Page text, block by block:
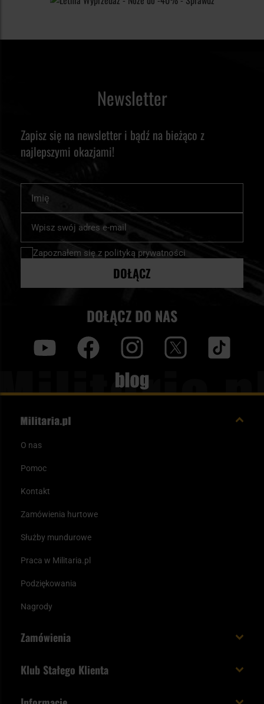
Newsletter
Zapisz się na newsletter i bądź na bieżąco z
najlepszymi okazjami!
nasz
newsletter:
Zapoznałem się z polityką prywatności
DOŁĄCZ
DOŁĄCZ DO NAS
Blog
O nas
Pomoc
Kontakt
Zamówienia hurtowe
Służby mundurowe
Praca w Militaria.pl
Podziękowania
Nagrody
Zamówienia
Klub Stałego Klienta